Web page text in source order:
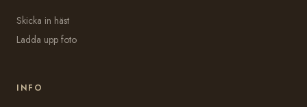
Skicka in häst
Ladda upp foto
INFO